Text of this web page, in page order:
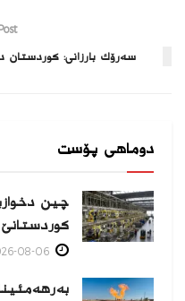
سەرۆك بارزانی: كوردستان
دوماهی پۆست
چین